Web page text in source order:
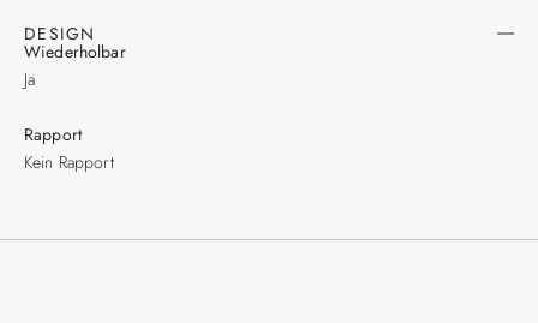
DESIGN
Wiederholbar
Ja
Rapport
Kein Rapport